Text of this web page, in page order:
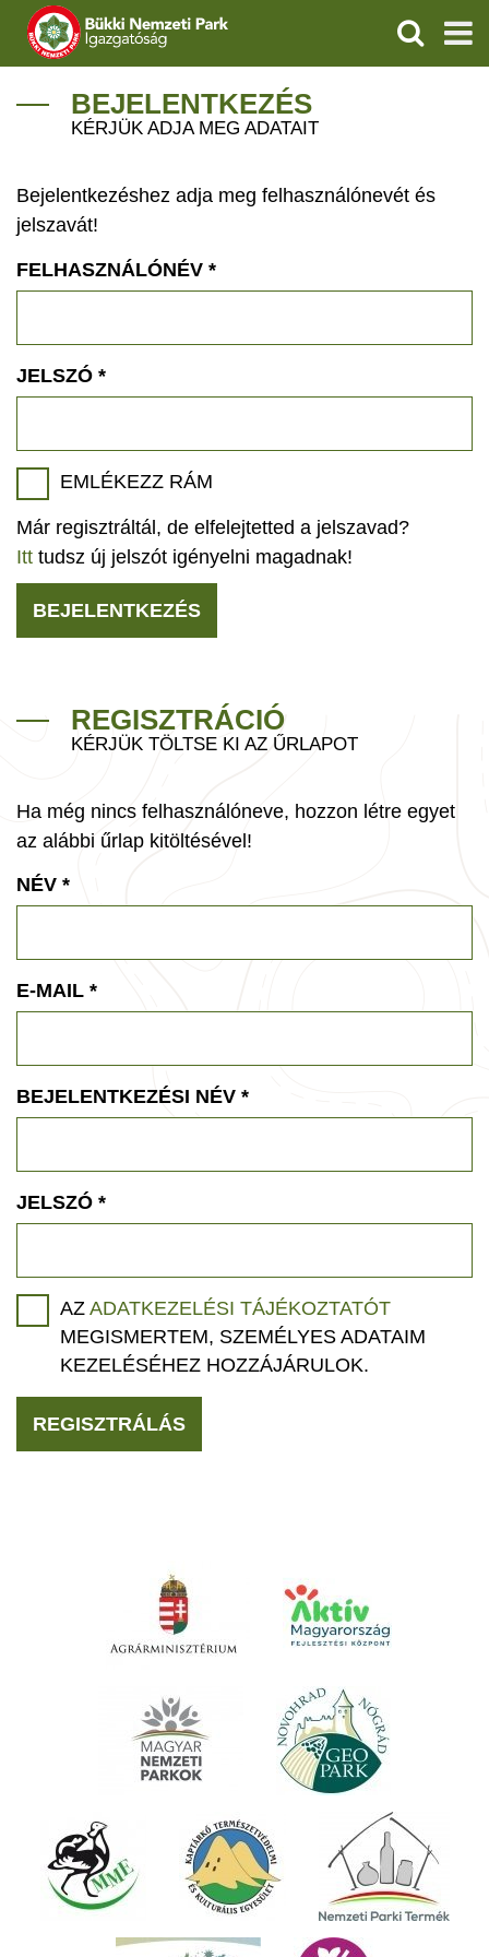
IGAZGATÓSÁG
VÍZVÉDELEM
ÖKOTURIZMUS
GEOPARKOK
KERESÉS
BEJELENTKEZÉS
KÉRJÜK ADJA MEG ADATAIT
Bejelentkezéshez adja meg felhasználónevét és
jelszavát!
FELHASZNÁLÓNÉV *
JELSZÓ *
EMLÉKEZZ RÁM
Már regisztráltál, de elfelejtetted a jelszavad?
Itt tudsz új jelszót igényelni magadnak!
BEJELENTKEZÉS
REGISZTRÁCIÓ
KÉRJÜK TÖLTSE KI AZ ŰRLAPOT
Ha még nincs felhasználóneve, hozzon létre egyet
az alábbi űrlap kitöltésével!
NÉV *
E-MAIL *
BEJELENTKEZÉSI NÉV *
JELSZÓ *
AZ ADATKEZELÉSI TÁJÉKOZTATÓT
MEGISMERTEM, SZEMÉLYES ADATAIM
KEZELÉSÉHEZ HOZZÁJÁRULOK.
REGISZTRÁLÁS